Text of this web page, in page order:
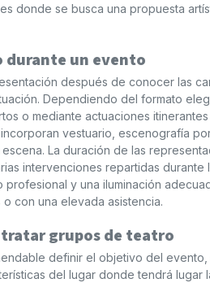
donde se busca una propuesta
durante un evento
después de conocer las
Dependiendo del formato
o mediante actuaciones
vestuario, escenografía
La duración de las
intervenciones repartidas durante
y una iluminación
con una elevada asistencia.
grupos de teatro
definir el objetivo del
del lugar donde tendrá lugar